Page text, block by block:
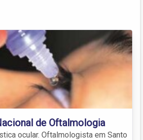
de Oftalmologia
ocular. Oftalmologista em Santo